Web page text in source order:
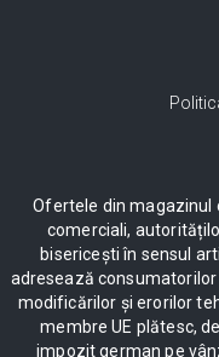
Ofertele din magazinul
comerciali,
bisericești în sensul
adresează consumatorilor
modificărilor și erorilor
membre UE plătesc,
impozit german pe